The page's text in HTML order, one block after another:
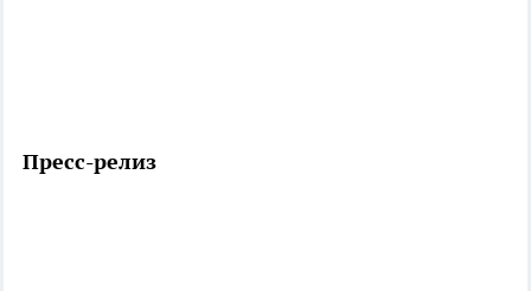
Пресс-релиз